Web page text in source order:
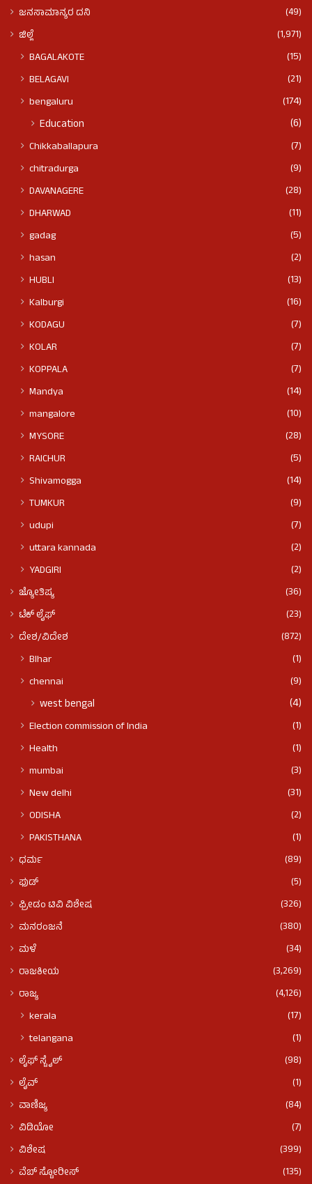
ಜನಸಾಮಾನ್ಯರ ದನಿ
(49)
ಜಿಲ್ಲೆ
(1,971)
BAGALAKOTE
(15)
BELAGAVI
(21)
bengaluru
(174)
Education (6)
Chikkaballapura
(7)
chitradurga
(9)
DAVANAGERE
(28)
DHARWAD
(11)
gadag
(5)
hasan
(2)
HUBLI
(13)
Kalburgi
(16)
KODAGU
(7)
KOLAR
(7)
KOPPALA
(7)
Mandya
(14)
mangalore
(10)
MYSORE
(28)
RAICHUR
(5)
Shivamogga
(14)
TUMKUR
(9)
udupi
(7)
uttara kannada
(2)
YADGIRI
(2)
ಜ್ಯೋತಿಷ್ಯ
(36)
ಟೆಕ್ ಲೈಫ್
(23)
ದೇಶ/ವಿದೇಶ
(872)
BIhar
(1)
chennai
(9)
west bengal (4)
Election commission of India
(1)
Health
(1)
mumbai
(3)
New delhi
(31)
ODISHA
(2)
PAKISTHANA
(1)
ಧರ್ಮ
(89)
ಫುಡ್​​
(5)
ಫ್ರೀಡಂ ಟಿವಿ ವಿಶೇಷ
(326)
ಮನರಂಜನೆ
(380)
ಮಳೆ
(34)
ರಾಜಕೀಯ
(3,269)
ರಾಜ್ಯ
(4,126)
kerala
(17)
telangana
(1)
ಲೈಫ್ ಸ್ಟೈಲ್
(98)
ಲೈವ್
(1)
ವಾಣಿಜ್ಯ
(84)
ವಿಡಿಯೋ
(7)
ವಿಶೇಷ
(399)
ವೆಬ್ ಸ್ಟೋರೀಸ್
(135)